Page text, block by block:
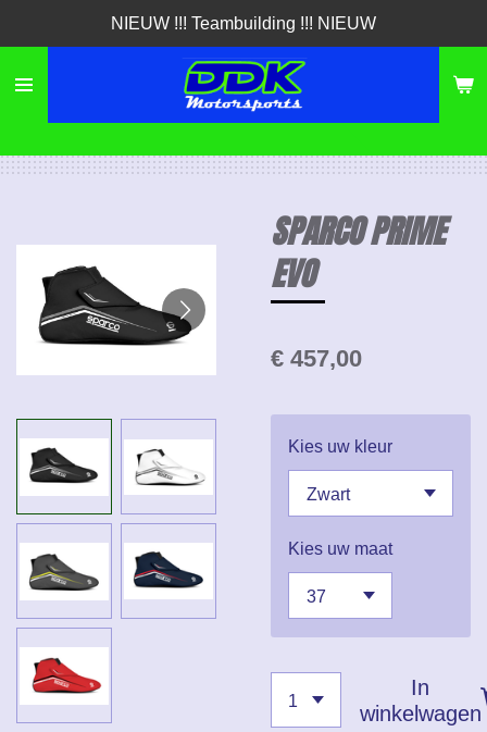
direct
naar
NIEUW !!! Teambuilding !!! NIEUW
SPARCO PRIME
EVO
€ 457,00
Kies uw kleur
Kies uw maat
In
winkelwagen